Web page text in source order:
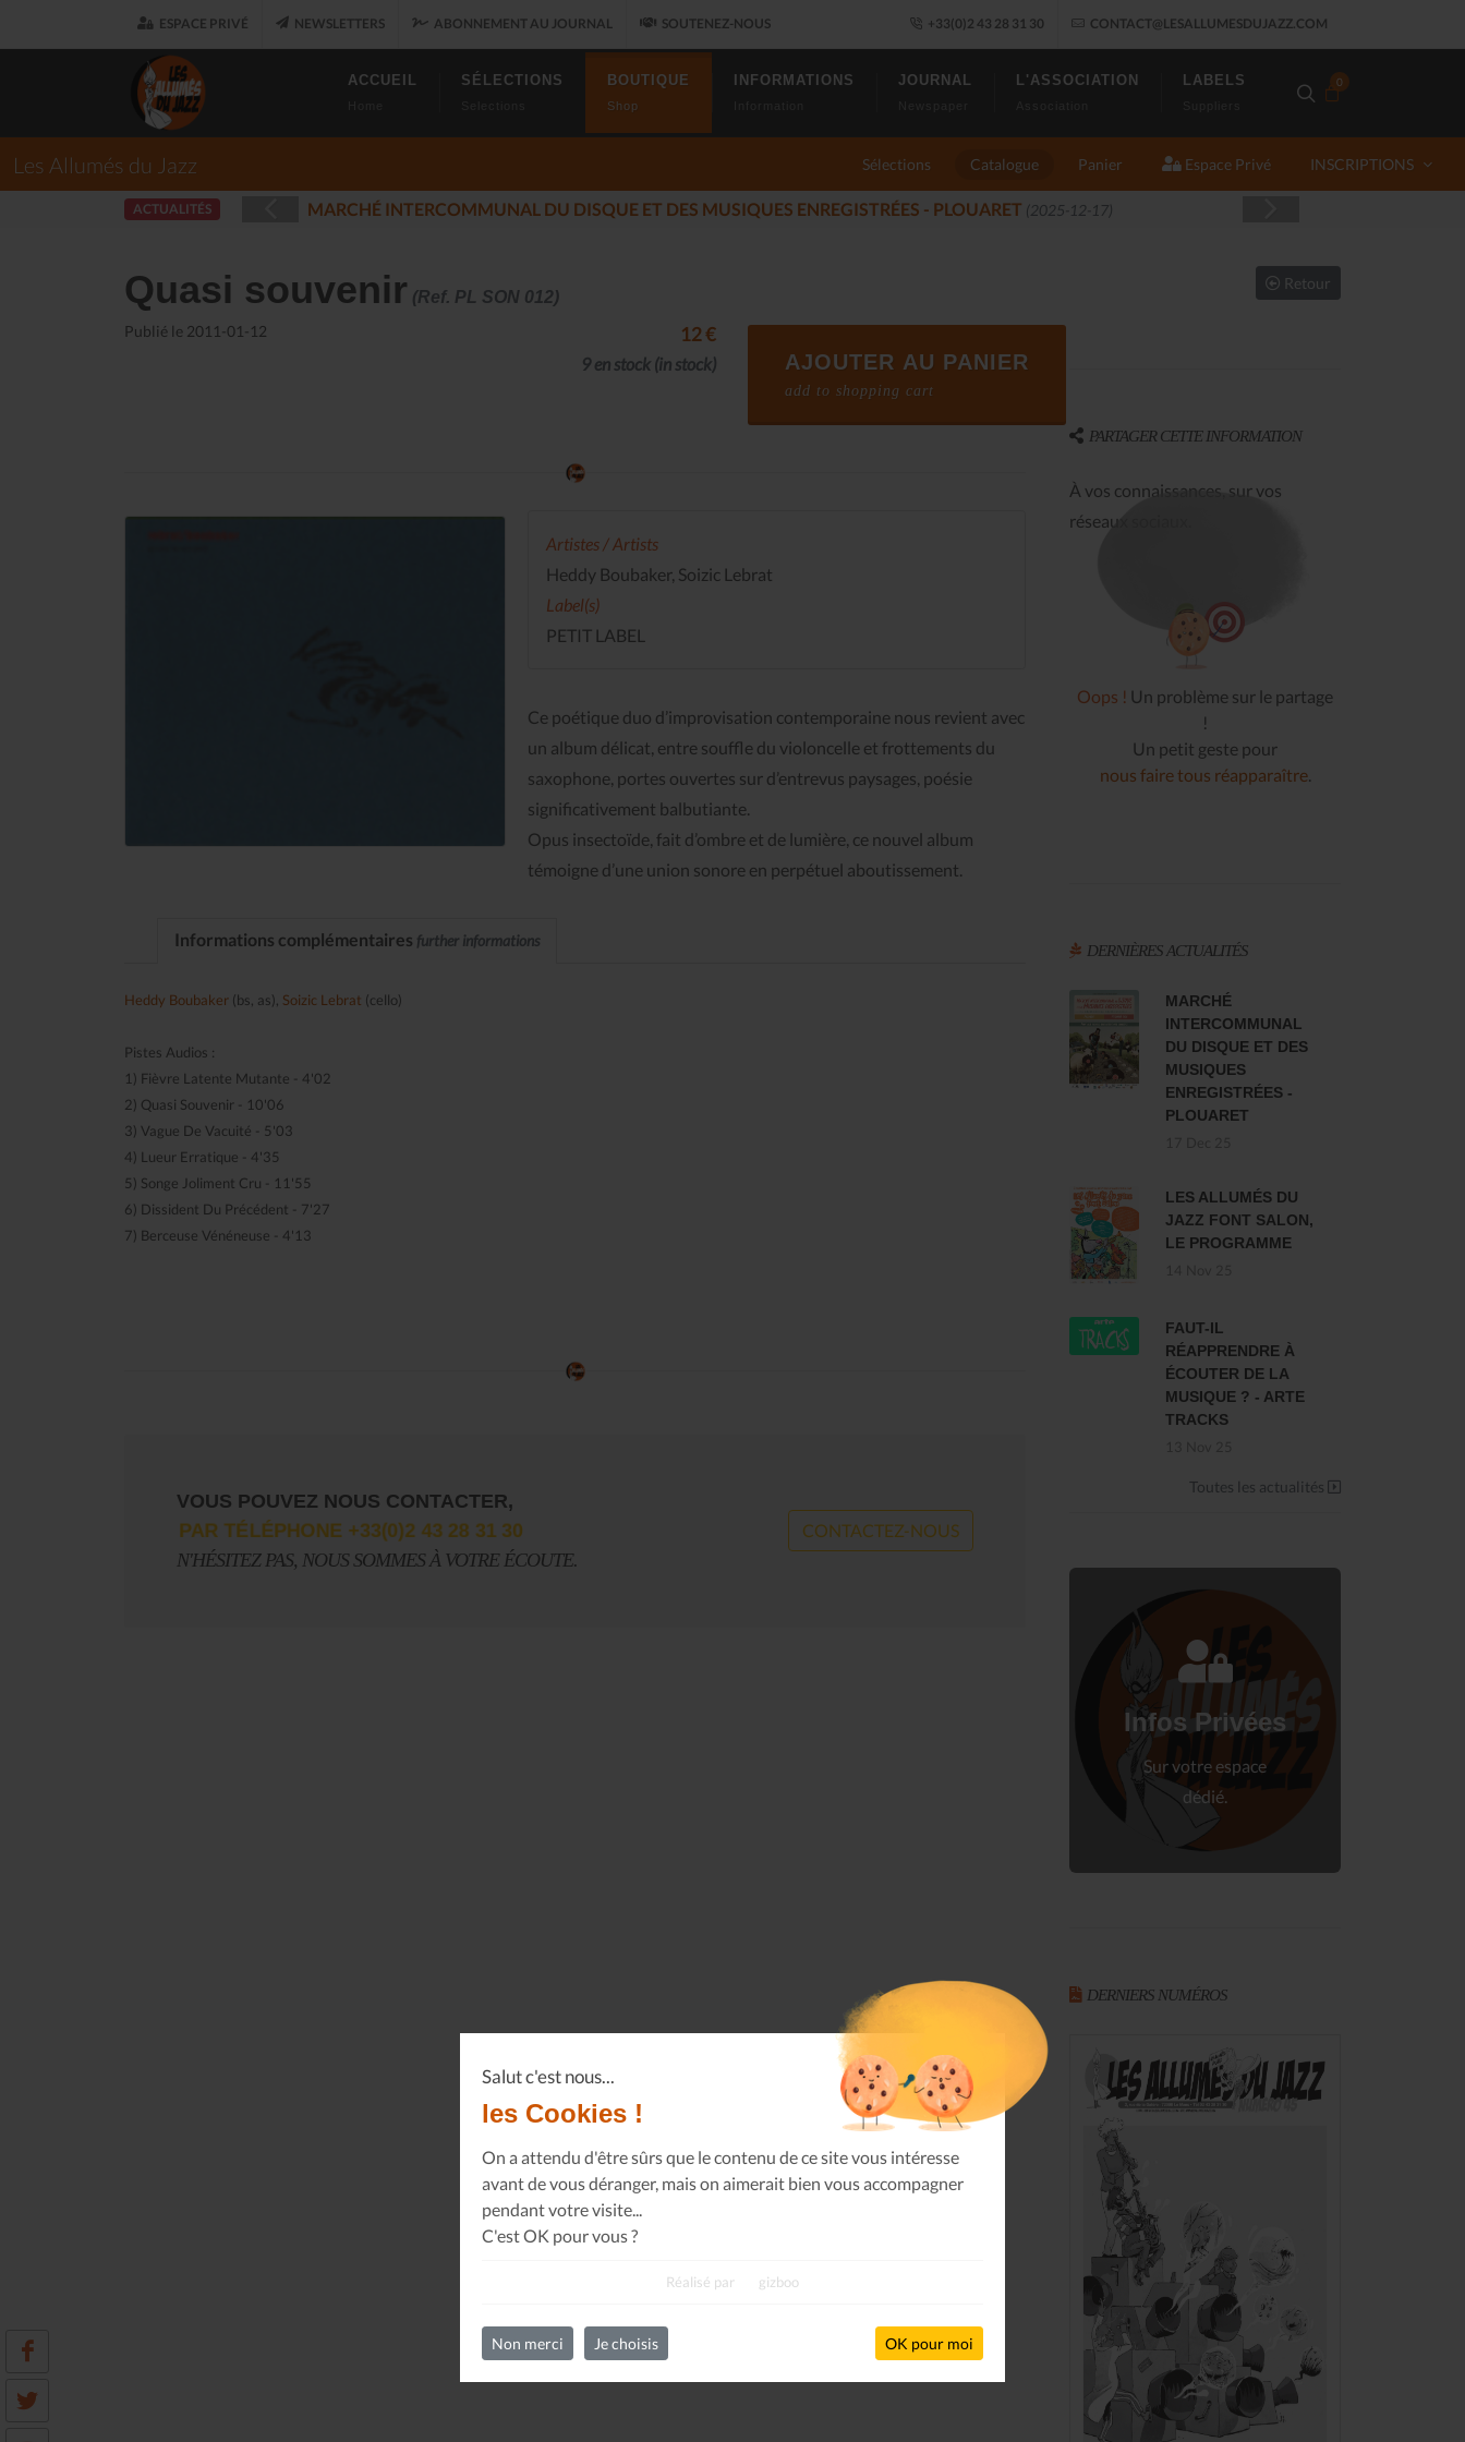
Salut c'est nous...
les Cookies !
On a attendu d'être sûrs que le contenu de ce site vous intéresse
avant de vous déranger, mais on aimerait bien vous accompagner
pendant votre visite...
C'est OK pour vous ?
Réalisé par gizboo
Non merci Je choisis OK pour moi
ESPACE PRIVÉ NEWSLETTERS ABONNEMENT AU JOURNAL SOUTENEZ-NOUS +33(0)2 43 28 31 30 CONTACT@LESALLUMESDUJAZZ.COM
0
ACCUEIL SÉLECTIONS BOUTIQUE
Shop
INFORMATIONS JOURNAL L'ASSOCIATION LABELS
Les Allumés du Jazz Sélections Catalogue Panier Espace Privé INSCRIPTIONS
ACTUALITÉS
ET DES MUSIQUES ENREGISTRÉES - PLOUARET (2025-12-17) LES ALLUMÉS DU JAZZ FONT SALON, LE PROGRAMME
Quasi souvenir (Ref. PL SON 012)
Publié le 2011-01-12
12 €
9 en stock (in stock) AJOUTER AU PANIER
add to shopping cart
Artistes / Artists
Heddy Boubaker, Soizic Lebrat
Label(s)
PETIT LABEL
Ce poétique duo d’improvisation contemporaine nous revient avec
un album délicat, entre souffle du violoncelle et frottements du
saxophone, portes ouvertes sur d’entrevus paysages, poésie
significativement balbutiante.
Opus insectoïde, fait d’ombre et de lumière, ce nouvel album
témoigne d’une union sonore en perpétuel aboutissement.
Informations complémentaires further informations
Heddy Boubaker (bs, as), Soizic Lebrat (cello)
Pistes Audios :
1) Fièvre Latente Mutante - 4'02
2) Quasi Souvenir - 10'06
3) Vague De Vacuité - 5'03
4) Lueur Erratique - 4'35
5) Songe Joliment Cru - 11'55
6) Dissident Du Précédent - 7'27
7) Berceuse Vénéneuse - 4'13
VOUS POUVEZ NOUS CONTACTER,
PAR TÉLÉPHONE +33(0)2 43 28 31 30
N'HÉSITEZ PAS, NOUS SOMMES À VOTRE ÉCOUTE.
CONTACTEZ-NOUS
Retour
PARTAGER CETTE INFORMATION
À vos connaissances, sur vos
réseaux sociaux.
Oops ! Un problème sur le partage
!
Un petit geste pour
nous faire tous réapparaître.
DERNIÈRES ACTUALITÉS
MARCHÉ
INTERCOMMUNAL
DU DISQUE ET DES
MUSIQUES
ENREGISTRÉES -
PLOUARET
LES ALLUMÉS DU
JAZZ FONT SALON,
LE PROGRAMME
FAUT-IL
RÉAPPRENDRE À
ÉCOUTER DE LA
MUSIQUE ? - ARTE
TRACKS
Toutes les actualités
Infos Privées
Sur votre espace
dédié.
Connectez-vous
DERNIERS NUMÉROS